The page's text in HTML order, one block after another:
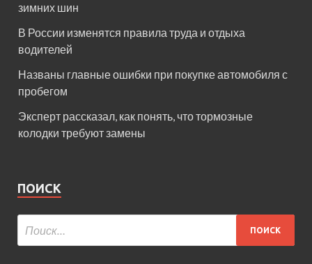
зимних шин
В России изменятся правила труда и отдыха
водителей
Названы главные ошибки при покупке автомобиля с
пробегом
Эксперт рассказал, как понять, что тормозные
колодки требуют замены
ПОИСК